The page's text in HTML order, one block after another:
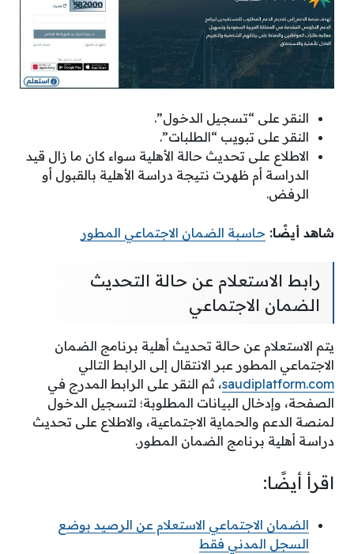
النقر على “تسجيل الدخول”.
النقر على تبويب “الطلبات”.
الاطلاع على تحديث حالة الأهلية سواء كان ما زال قيد
الدراسة أم ظهرت نتيجة دراسة الأهلية بالقبول أو
الرفض.
شاهد أيضًا: حاسبة الضمان الاجتماعي المطور
رابط الاستعلام عن حالة التحديث
الضمان الاجتماعي
يتم الاستعلام عن حالة تحديث أهلية برنامج الضمان
الاجتماعي المطور عبر الانتقال إلى الرابط التالي
saudiplatform.com، ثم النقر على الرابط المدرج في
الصفحة، وإدخال البيانات المطلوبة؛ لتسجيل الدخول
لمنصة الدعم والحماية الاجتماعية، والاطلاع على تحديث
دراسة أهلية برنامج الضمان المطور.
اقرأ أيضًا:
الضمان الاجتماعي الاستعلام عن الرصيد بوضع
السجل المدني فقط